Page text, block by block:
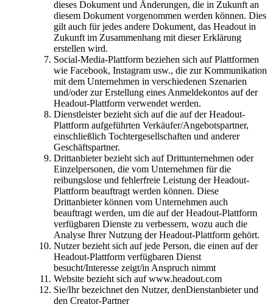
dieses Dokument und Änderungen, die in Zukunft an
diesem Dokument vorgenommen werden können. Dies
gilt auch für jedes andere Dokument, das Headout in
Zukunft im Zusammenhang mit dieser Erklärung
erstellen wird.
Social-Media-Plattform beziehen sich auf Plattformen
wie Facebook, Instagram usw., die zur Kommunikation
mit dem Unternehmen in verschiedenen Szenarien
und/oder zur Erstellung eines Anmeldekontos auf der
Headout-Plattform verwendet werden.
Dienstleister bezieht sich auf die auf der Headout-
Plattform aufgeführten Verkäufer/Angebotspartner,
einschließlich Tochtergesellschaften und anderer
Geschäftspartner.
Drittanbieter bezieht sich auf Drittunternehmen oder
Einzelpersonen, die vom Unternehmen für die
reibungslose und fehlerfreie Leistung der Headout-
Plattform beauftragt werden können. Diese
Drittanbieter können vom Unternehmen auch
beauftragt werden, um die auf der Headout-Plattform
verfügbaren Dienste zu verbessern, wozu auch die
Analyse Ihrer Nutzung der Headout-Plattform gehört.
Nutzer bezieht sich auf jede Person, die einen auf der
Headout-Plattform verfügbaren Dienst
besucht/Interesse zeigt/in Anspruch nimmt
Website bezieht sich auf www.headout.com
Sie/Ihr bezeichnet den Nutzer, denDienstanbieter und
den Creator-Partner